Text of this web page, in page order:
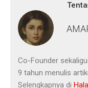
Co-Founder
9 tahun menulis
Selengkapnya di